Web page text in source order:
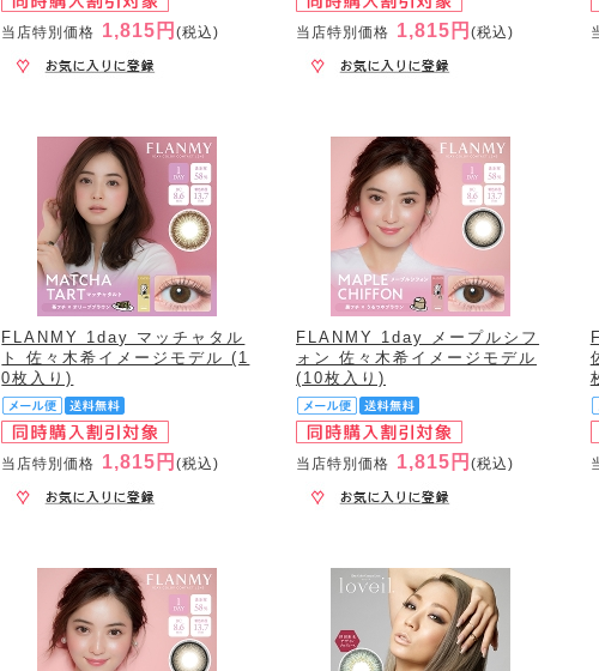
当店特別価格 1,815円(税込) 当店特別価格 1,815円(税込)
FLANMY 1day マッチャタル
ト 佐々木希イメージモデル (1
0枚入り)
当店特別価格 1,815円(税込)
FLANMY 1day メープルシフ
ォン 佐々木希イメージモデル
(10枚入り)
当店特別価格 1,815円(税込)